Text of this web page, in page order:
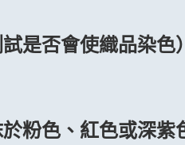
是否會使織品染
粉色、紅色或深